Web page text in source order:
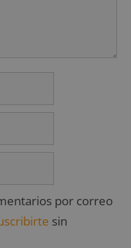
por correo
sin